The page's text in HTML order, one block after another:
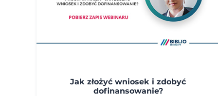
Jak złożyć wniosek i zdobyć
dofinansowanie?